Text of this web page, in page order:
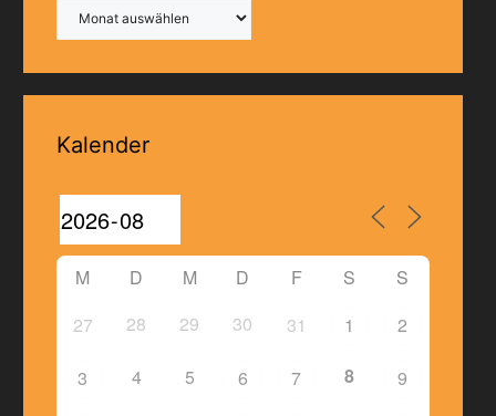
Kalender
M D M D F S
S
27
28 29 30 31 1 2
3 4 5 6 7 8 9